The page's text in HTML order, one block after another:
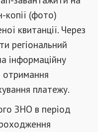
копії (фото)
квитанції. Через
регіональний
інформаційну
отримання
платежу.
ЗНО в період